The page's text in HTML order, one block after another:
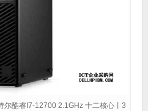
尔酷睿I7-12700 2.1GHz 十二核心丨3